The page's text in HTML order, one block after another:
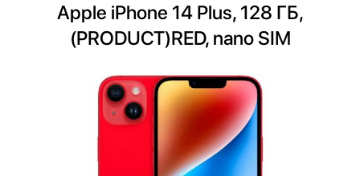
Apple iPhone 14 Plus, 128 ГБ,
(PRODUCT)RED, nano SIM